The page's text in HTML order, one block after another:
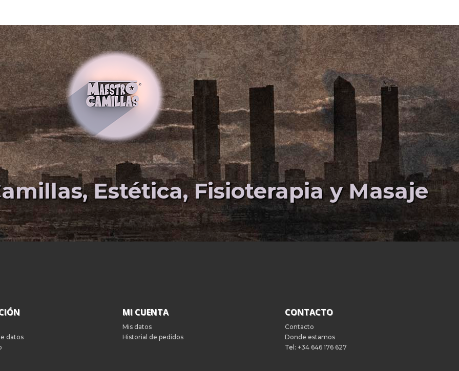
Estética, Fisioterapia y Masaje
datos
MI CUENTA
Mis datos
Historial de pedidos
CONTACTO
Contacto
Donde estamos
Tel: +34 646 176 627